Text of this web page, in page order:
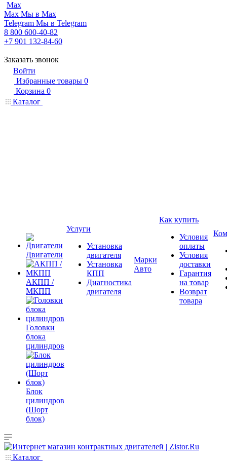
Max
Max Мы в Max
Telegram Мы в Telegram
8 800 600-40-82
+7 901 132-84-60
Заказать звонок
Войти
Избранные товары 0
Корзина 0
Каталог
Двигатели
АКПП /
МКПП
Головки
блока
цилиндров
Блок
цилиндров
(Шорт
блок)
Услуги
Установка
двигателя
Установка
КПП
Диагностика
двигателя
Марки
Авто
Как купить
Условия
оплаты
Условия
доставки
Гарантия
на товар
Возврат
товара
Каталог